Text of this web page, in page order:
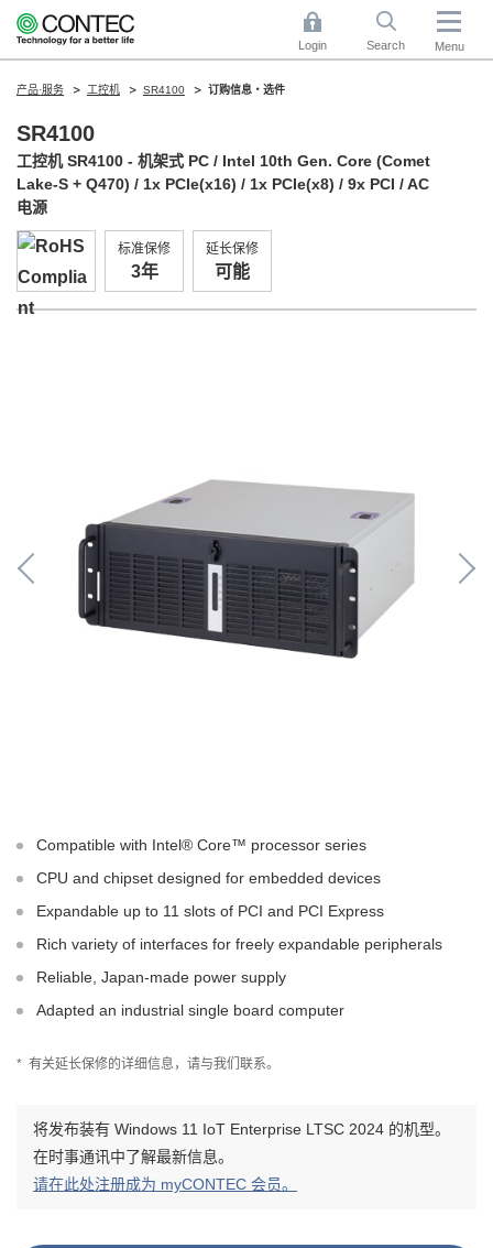
Login Search Menu
产品·服务 工控机 SR4100 订购信息・选件
SR4100
工控机 SR4100 - 机架式 PC / Intel 10th Gen. Core (Comet
Lake-S + Q470) / 1x PCIe(x16) / 1x PCIe(x8) / 9x PCI / AC
电源
标准保修
3年
延长保修
可能
Compatible with Intel® Core™ processor series
CPU and chipset designed for embedded devices
Expandable up to 11 slots of PCI and PCI Express
Rich variety of interfaces for freely expandable peripherals
Reliable, Japan-made power supply
Adapted an industrial single board computer
* 有关延长保修的详细信息，请与我们联系。
将发布装有 Windows 11 IoT Enterprise LTSC 2024 的机型。
在时事通讯中了解最新信息。
请在此处注册成为 myCONTEC 会员。